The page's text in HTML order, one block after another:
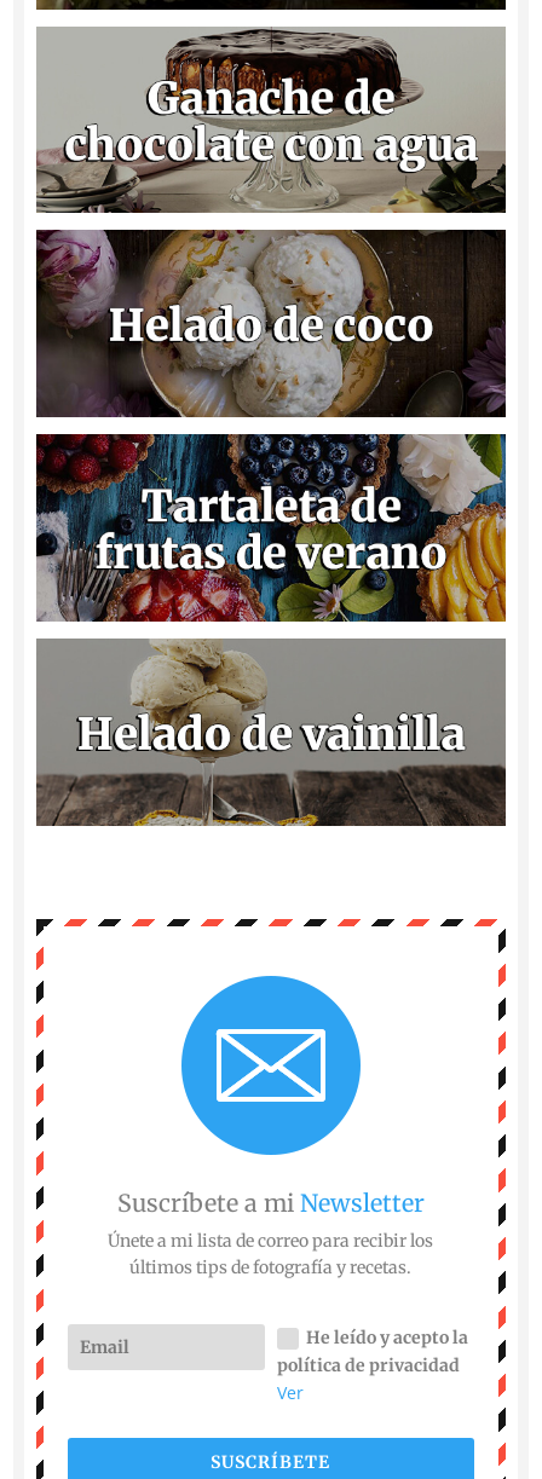
Suscríbete a mi Newsletter
Únete a mi lista de correo para recibir los
últimos tips de fotografía y recetas.
He leído y acepto la
política de privacidad
Ver
SUSCRÍBETE